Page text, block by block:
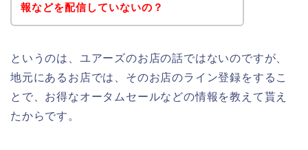
報などを配信していないの？
というのは、ユアーズのお店の話ではないのですが、
地元にあるお店では、そのお店のライン登録をするこ
とで、お得なオータムセールなどの情報を教えて貰え
たからです。